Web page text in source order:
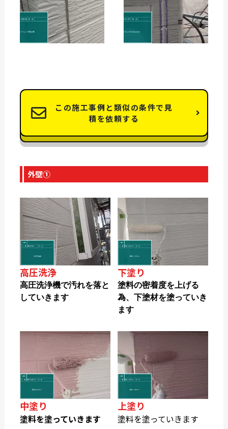
この施工事例と類似の条件で見
積を依頼する
外壁①
高圧洗浄
高圧洗浄機で汚れを落と
していきます
下塗り
塗料の密着度を上げる
為、下塗材を塗っていき
ます
中塗り
塗料を塗っていきます
上塗り
塗料を塗っていきます